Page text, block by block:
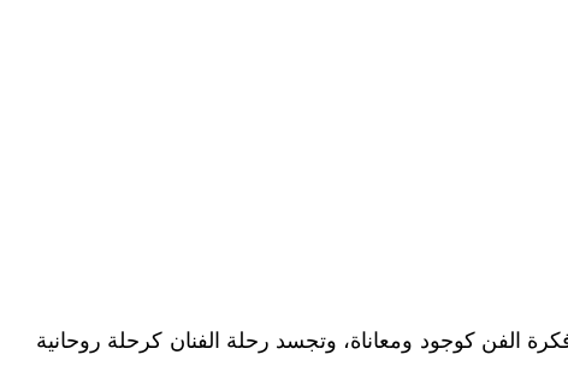
الفن كوجود ومعاناة، وتجسد رحلة الفنان كرحلة روحانية